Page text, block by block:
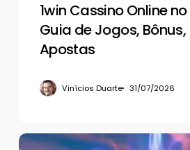
Apostas
1win Cassino Online
Guia de Jogos, Bônus,
Apostas
Vinícios Duarte 31/07/2026
Por